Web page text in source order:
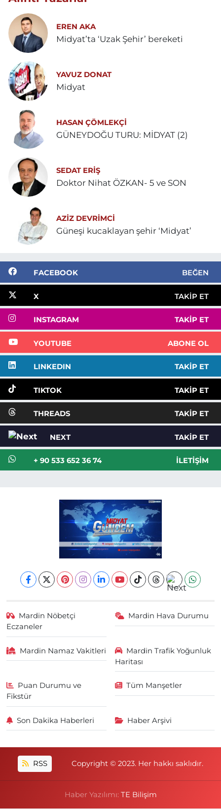
EREN AKA
Midyat’ta ‘Uzak Şehir’ bereketi
YAVUZ DONAT
Midyat
HASAN ÇÖMLEKÇİ
GÜNEYDOĞU TURU: MİDYAT (2)
SEDAT ERİŞ
Doktor Nihat ÖZKAN- 5 ve SON
AZIZ DEVRIMCI
Güneşi kucaklayan şehir ‘Midyat’
FACEBOOK BEĞEN
X TAKIP ET
INSTAGRAM TAKIP ET
YOUTUBE ABONE OL
LINKEDIN TAKIP ET
TIKTOK TAKIP ET
THREADS TAKIP ET
NEXT TAKIP ET
+ 90 533 652 36 74 İLETIŞIM
Mardin Nöbetçi
Eczaneler
Mardin Hava Durumu
Mardin Namaz Vakitleri
Mardin Trafik Yoğunluk
Haritası
Puan Durumu ve
Fikstür
Tüm Manşetler
Son Dakika Haberleri Haber Arşivi
RSS Copyright © 2023. Her hakkı saklıdır.
Haber Yazılımı: TE Bilişim